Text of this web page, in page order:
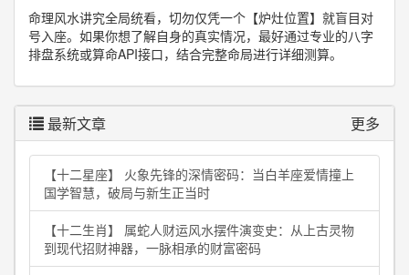
命理风水讲究全局统看，切勿仅凭一个【炉灶位置】就盲目对
号入座。如果你想了解自身的真实情况，最好通过专业的八字
排盘系统或算命API接口，结合完整命局进行详细测算。
最新文章 更多
【十二星座】 火象先锋的深情密码：当白羊座爱情撞上
国学智慧，破局与新生正当时
【十二生肖】 属蛇人财运风水摆件演变史：从上古灵物
到现代招财神器，一脉相承的财富密码